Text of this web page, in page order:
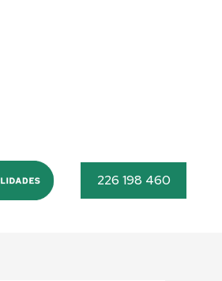
Menu 226 198 460